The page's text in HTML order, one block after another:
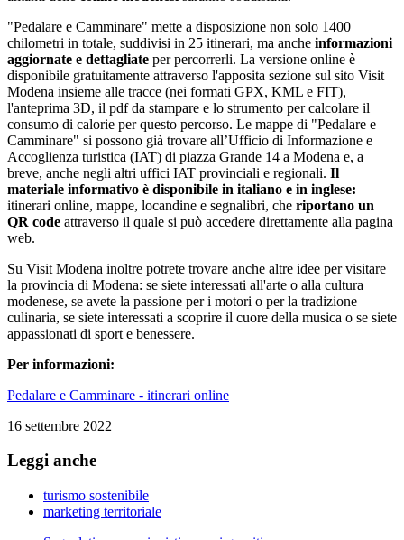
"Pedalare e Camminare" mette a disposizione non solo 1400
chilometri in totale, suddivisi in 25 itinerari, ma anche informazioni
aggiornate e dettagliate per percorrerli. La versione online è
disponibile gratuitamente attraverso l'apposita sezione sul sito Visit
Modena insieme alle tracce (nei formati GPX, KML e FIT),
l'anteprima 3D, il pdf da stampare e lo strumento per calcolare il
consumo di calorie per questo percorso. Le mappe di "Pedalare e
Camminare" si possono già trovare all’Ufficio di Informazione e
Accoglienza turistica (IAT) di piazza Grande 14 a Modena e, a
breve, anche negli altri uffici IAT provinciali e regionali. Il
materiale informativo è disponibile in italiano e in inglese:
itinerari online, mappe, locandine e segnalibri, che riportano un
QR code attraverso il quale si può accedere direttamente alla pagina
web.
Su Visit Modena inoltre potrete trovare anche altre idee per visitare
la provincia di Modena: se siete interessati all'arte o alla cultura
modenese, se avete la passione per i motori o per la tradizione
culinaria, se siete interessati a scoprire il cuore della musica o se siete
appassionati di sport e benessere.
Per informazioni:
Pedalare e Camminare - itinerari online
16 settembre 2022
Leggi anche
turismo sostenibile
marketing territoriale